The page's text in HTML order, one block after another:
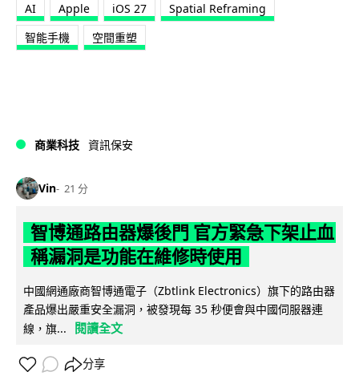
AI Apple iOS 27
Spatial Reframing
智能手機
空間重塑
商業科技 資訊保安
Vin 21 分
智博通路由器爆後門 官方緊急下架止血
稱漏洞是功能在維修時使用
中國網通廠商智博通電子（Zbtlink Electronics）旗下的路由器
產品爆出嚴重安全漏洞，被發現每 35 秒便會與中國伺服器連
線，旗...
閱讀全文
分享